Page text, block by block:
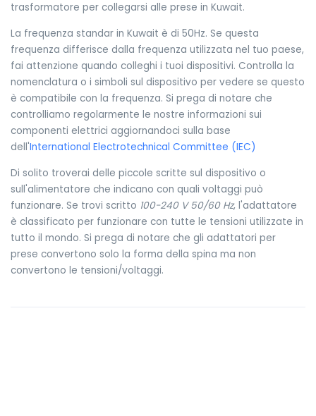
trasformatore per collegarsi alle prese in Kuwait.
La frequenza standar in Kuwait è di 50Hz. Se questa
frequenza differisce dalla frequenza utilizzata nel tuo paese,
fai attenzione quando colleghi i tuoi dispositivi. Controlla la
nomenclatura o i simboli sul dispositivo per vedere se questo
è compatibile con la frequenza. Si prega di notare che
controlliamo regolarmente le nostre informazioni sui
componenti elettrici aggiornandoci sulla base
dell'International Electrotechnical Committee (IEC)
Di solito troverai delle piccole scritte sul dispositivo o
sull'alimentatore che indicano con quali voltaggi può
funzionare. Se trovi scritto 100-240 V 50/60 Hz, l'adattatore
è classificato per funzionare con tutte le tensioni utilizzate in
tutto il mondo. Si prega di notare che gli adattatori per
prese convertono solo la forma della spina ma non
convertono le tensioni/voltaggi.